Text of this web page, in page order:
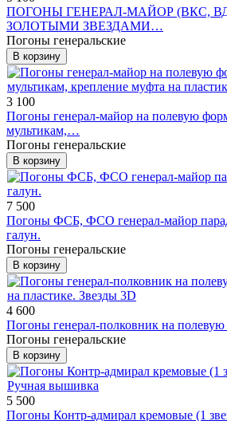
ПОГОНЫ ГЕНЕРАЛ-МАЙОР (ВКС,
ЗОЛОТЫМИ ЗВЕЗДАМИ…
Погоны генеральские
В корзину
3 100
Погоны генерал-майор на полевую
мультикам,…
Погоны генеральские
В корзину
7 500
Погоны ФСБ, ФСО генерал-майор
галун.
Погоны генеральские
В корзину
4 600
Погоны генерал-полковник на
Погоны генеральские
В корзину
5 500
Погоны Контр-адмирал кремовые (1